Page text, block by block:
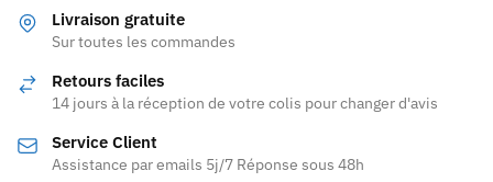
variations.
Les
peuvent
choisies
sur
être
sur
Livraison gratuite
Sur toutes les commandes
Retours faciles
14 jours à la réception de votre colis pour changer d'avis
Service Client
Assistance par emails 5j/7 Réponse sous 48h